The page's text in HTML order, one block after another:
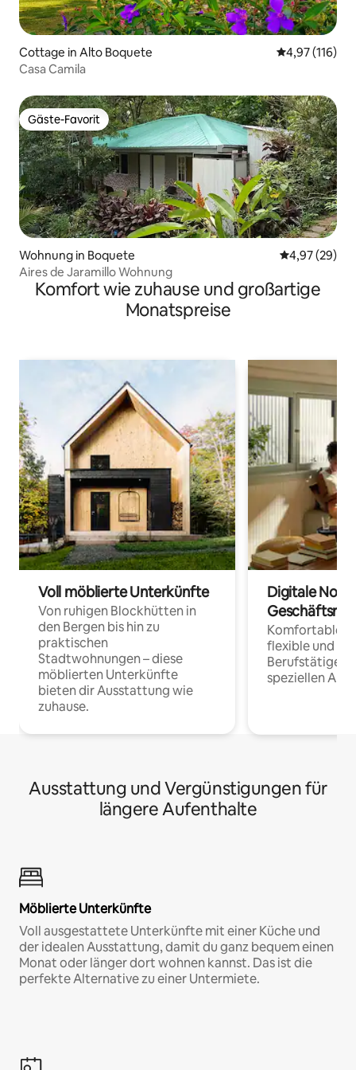
Cottage in Alto Boquete
4,97 (116)
Casa Camila
Gäste-Favorit
Gäste-Favorit
Wohnung in Boquete
4,97 (29)
Aires de Jaramillo Wohnung
Komfort wie zuhause und großartige
Monatspreise
Voll möblierte Unterkünfte
Von ruhigen Blockhütten in
den Bergen bis hin zu
praktischen
Stadtwohnungen – diese
möblierten Unterkünfte
bieten dir Ausstattung wie
zuhause.
Digitale
Komfortable
flexible und
Berufstätige
speziellen
Ausstattung und Vergünstigungen für
längere Aufenthalte
Möblierte Unterkünfte
Voll ausgestattete Unterkünfte mit einer Küche und
der idealen Ausstattung, damit du ganz bequem einen
Monat oder länger dort wohnen kannst. Das ist die
perfekte Alternative zu einer Untermiete.